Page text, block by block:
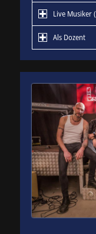
Live Musiker
Als Dozent